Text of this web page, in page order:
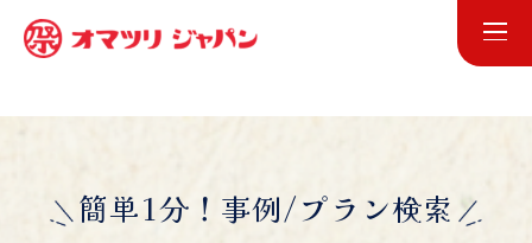
簡単1分！事例/プラン検索